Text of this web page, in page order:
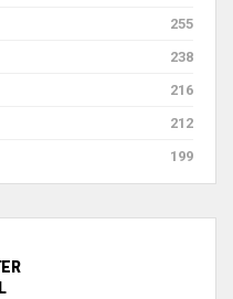
255
238
216
212
199